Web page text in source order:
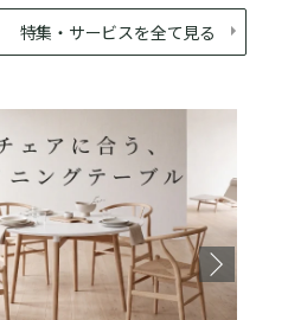
特集・サービスを全て見る